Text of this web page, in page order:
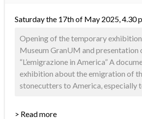
Saturday the 17th of May 2025, 4.30
Opening of the temporary
Museum GranUM and presentation
“L’emigrazione in America” A
exhibition about the emigration of
stonecutters to America, especially
> Read more